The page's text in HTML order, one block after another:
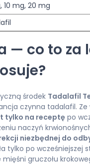
10 mg, 20 mg
— co to za
środek Tadalafil
czynna tadalafil. Ze
tylko na receptę po
naczyń
niezbędnej do
tylko po wcześniejszej
gruczołu